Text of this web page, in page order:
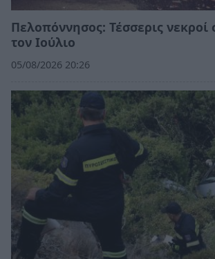
Πελοπόννησος: Τέσσερις νεκροί
τον Ιούλιο
05/08/2026 20:26